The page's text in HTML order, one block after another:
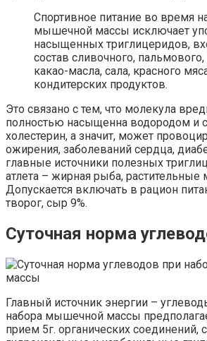
Спортивное питание во время
мышечной массы исключает
насыщенных триглицеридов,
состав сливочного,
какао-масла, сала, красного
кондитерских продуктов.
Это связано с тем, что молекула
полностью насыщенна водородом и
холестерин, а значит, может
ожирения, заболеваний сердца,
главные источники полезных
атлета – жирная рыба, растительные
Допускается включать в рацион
творог, сыр 9%.
Суточная норма
Главный источник энергии –
набора мышечной массы
прием 5г. органических соединений,